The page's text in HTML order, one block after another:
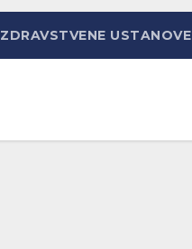
ZDRAVSTVENE USTANOVE